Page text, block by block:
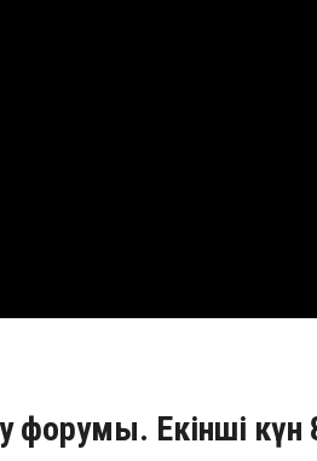
форумы. Екінші